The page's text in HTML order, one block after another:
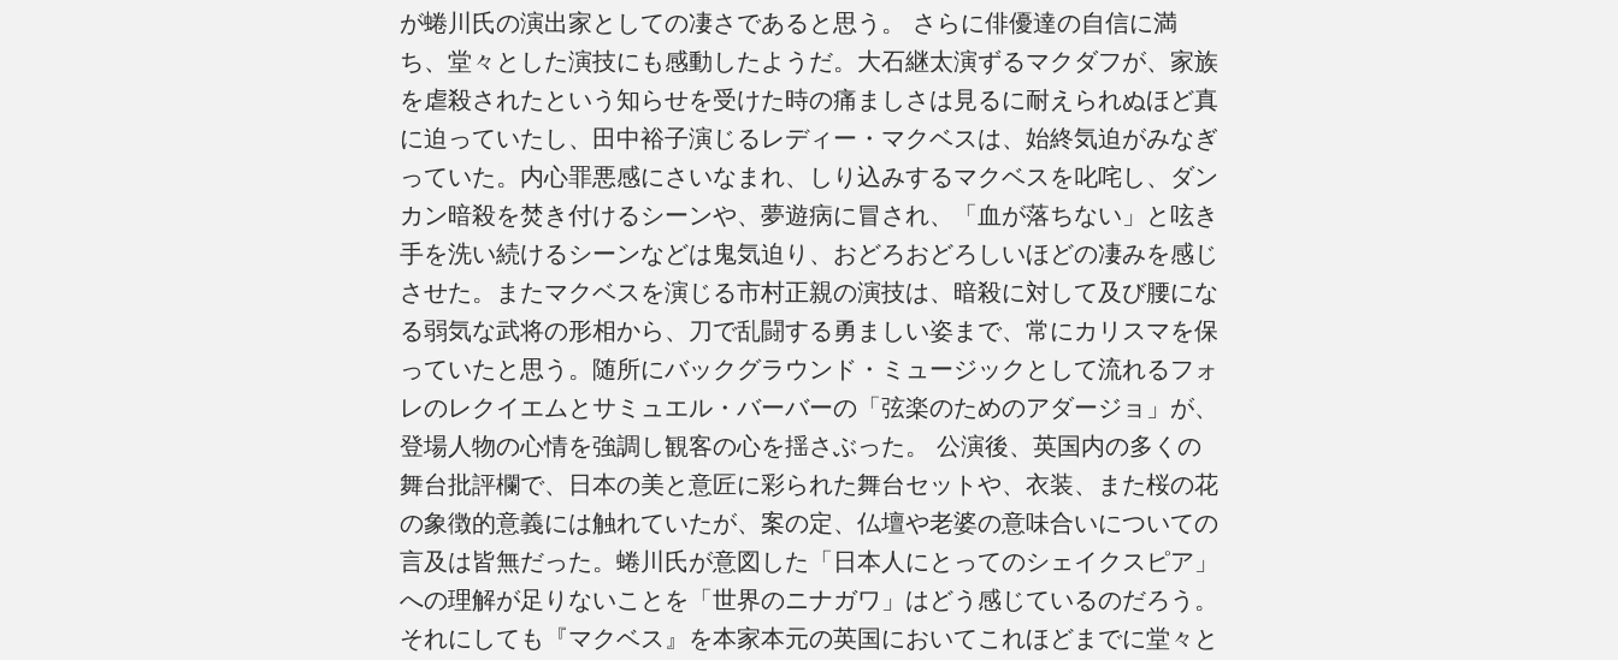
が蜷川氏の演出家としての凄さであると思う。 さらに俳優達の自信に満
ち、堂々とした演技にも感動したようだ。大石継太演ずるマクダフが、家族
を虐殺されたという知らせを受けた時の痛ましさは見るに耐えられぬほど真
に迫っていたし、田中裕子演じるレディー・マクベスは、始終気迫がみなぎ
っていた。内心罪悪感にさいなまれ、しり込みするマクベスを叱咤し、ダン
カン暗殺を焚き付けるシーンや、夢遊病に冒され、「血が落ちない」と呟き
手を洗い続けるシーンなどは鬼気迫り、おどろおどろしいほどの凄みを感じ
させた。またマクベスを演じる市村正親の演技は、暗殺に対して及び腰にな
る弱気な武将の形相から、刀で乱闘する勇ましい姿まで、常にカリスマを保
っていたと思う。随所にバックグラウンド・ミュージックとして流れるフォ
レのレクイエムとサミュエル・バーバーの「弦楽のためのアダージョ」が、
登場人物の心情を強調し観客の心を揺さぶった。 公演後、英国内の多くの
舞台批評欄で、日本の美と意匠に彩られた舞台セットや、衣装、また桜の花
の象徴的意義には触れていたが、案の定、仏壇や老婆の意味合いについての
言及は皆無だった。蜷川氏が意図した「日本人にとってのシェイクスピア」
への理解が足りないことを「世界のニナガワ」はどう感じているのだろう。
それにしても『マクベス』を本家本元の英国においてこれほどまでに堂々と